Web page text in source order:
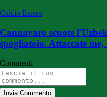
Calcio Estero
Cannavaro scuote
spogliatoio. Attaccate
Commenti
Invia Commento